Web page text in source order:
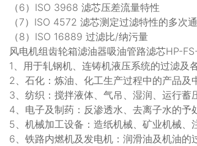
（6）ISO 3968 滤芯压差流量特性
（7）ISO 4572 滤芯测定过滤特性的多次
（8）ISO 16889 过滤比/纳污量
风电机组齿轮箱滤油器吸油管路滤芯HP-
1、用于轧钢机、连铸机液压系统的过滤及
2、石化：炼油、化工生产过程中的产品
3、纺织：搅拌液体、气吊、湿润、运行
4、电子及制药：反渗透水、去离子水的予
5、机械加工设备：造纸机械、矿业机械
6、铁路内燃机及发电机：润滑油及机油的